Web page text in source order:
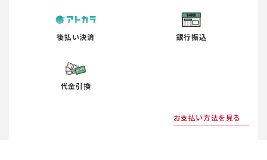
後払い決済 銀行振込
代金引換
お支払い方法を見る